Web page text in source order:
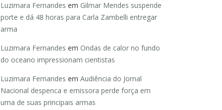
Luzimara Fernandes em Gilmar Mendes suspende
porte e dá 48 horas para Carla Zambelli entregar
arma
Luzimara Fernandes em Ondas de calor no fundo
do oceano impressionam cientistas
Luzimara Fernandes em Audiência do Jornal
Nacional despenca e emissora perde força em
uma de suas principais armas